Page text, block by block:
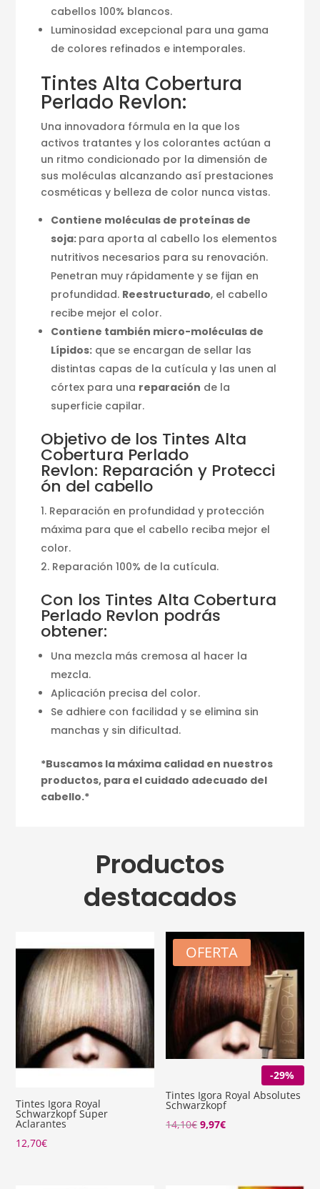
cabellos 100% blancos.
Luminosidad excepcional para una gama
de colores refinados e intemporales.
Tintes Alta Cobertura
Perlado Revlon:
Una innovadora fórmula en la que los
activos tratantes y los colorantes actúan a
un ritmo condicionado por la dimensión de
sus moléculas alcanzando así prestaciones
cosméticas y belleza de color nunca vistas.
Contiene moléculas de proteínas de
soja: para aporta al cabello los elementos
nutritivos necesarios para su renovación.
Penetran muy rápidamente y se fijan en
profundidad. Reestructurado, el cabello
recibe mejor el color.
Contiene también micro-moléculas de
Lípidos: que se encargan de sellar las
distintas capas de la cutícula y las unen al
córtex para una reparación de la
superficie capilar.
Objetivo de los Tintes Alta
Cobertura Perlado
Revlon: Reparación y Protecci
ón del cabello
Reparación en profundidad y protección
máxima para que el cabello reciba mejor el
color.
Reparación 100% de la cutícula.
Con los Tintes Alta Cobertura
Perlado Revlon podrás
obtener:
Una mezcla más cremosa al hacer la
mezcla.
Aplicación precisa del color.
Se adhiere con facilidad y se elimina sin
manchas y sin dificultad.
*Buscamos la máxima calidad en nuestros
productos, para el cuidado adecuado del
cabello.*
Productos
destacados
Tintes Igora Royal
Schwarzkopf Super
Aclarantes
12,70€
OFERTA
-29%
Tintes Igora Royal Absolutes
Schwarzkopf
14,10€ El
9,97€El